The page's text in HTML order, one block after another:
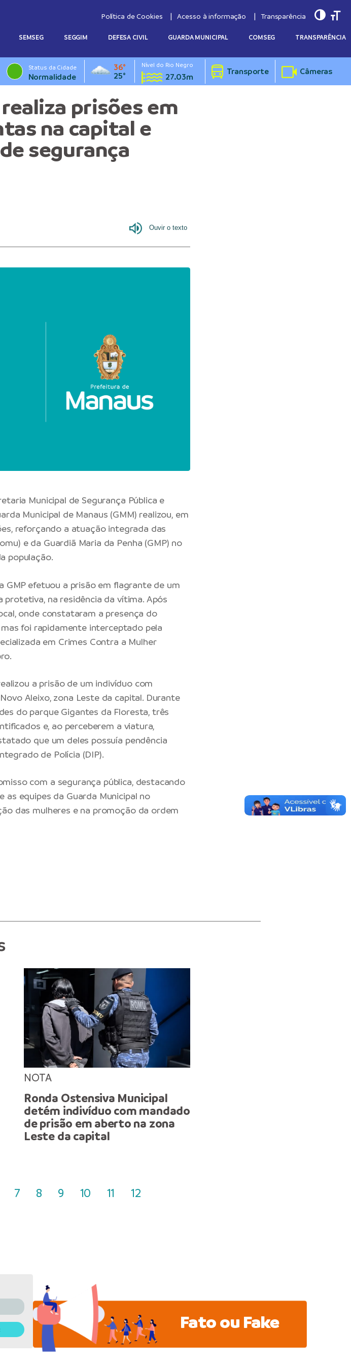
Política de Cookies Acesso à informação Transparência
SEMSEG SEGGIM DEFESA CIVIL GUARDA MUNICIPAL COMSEG TRANSPARÊNCIA
Status da Cidade
Normalidade
36°
25°
Nível do Rio Negro
27.03m Transporte Câmeras
prisões em
na capital e
segurança
Municipal de Segurança Pública e
Municipal de Manaus (GMM) realizou, em
reforçando a atuação integrada das
e da Guardiã Maria da Penha (GMP) no
população.
GMP efetuou a prisão em flagrante de um
na residência da vítima. Após
onde constataram a presença do
foi rapidamente interceptado pela
em Crimes Contra a Mulher
a prisão de um indivíduo com
Aleixo, zona Leste da capital. Durante
do parque Gigantes da Floresta, três
e, ao perceberem a viatura,
que um deles possuía pendência
de Polícia (DIP).
com a segurança pública, destacando
equipes da Guarda Municipal no
das mulheres e na promoção da ordem
NOTA
Ronda Ostensiva Municipal
detém indivíduo com mandado
de prisão em aberto na zona
Leste da capital
7 8 9 10 11 12
Fato ou Fake